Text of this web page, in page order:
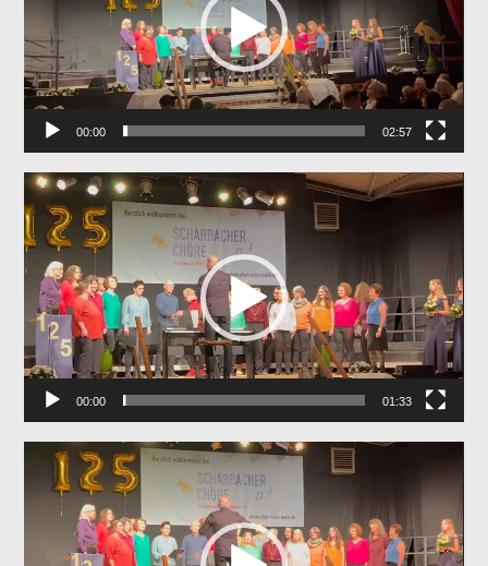
00:00 02:57
Video-
Player
00:00 01:33
Video-
Player